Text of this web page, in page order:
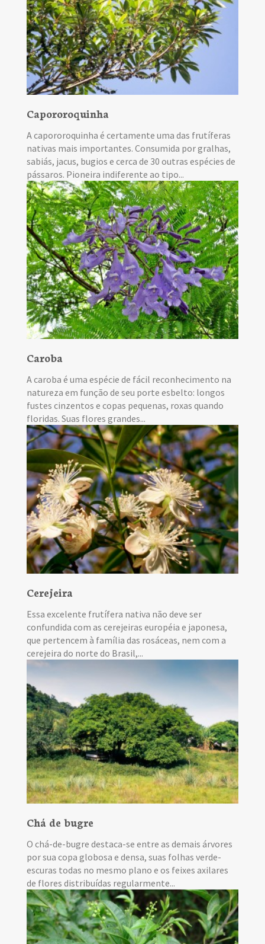
Capororoquinha
A capororoquinha é certamente uma das frutíferas
nativas mais importantes. Consumida por gralhas,
sabiás, jacus, bugios e cerca de 30 outras espécies de
pássaros. Pioneira indiferente ao tipo...
Caroba
A caroba é uma espécie de fácil reconhecimento na
natureza em função de seu porte esbelto: longos
fustes cinzentos e copas pequenas, roxas quando
floridas. Suas flores grandes...
Cerejeira
Essa excelente frutífera nativa não deve ser
confundida com as cerejeiras européia e japonesa,
que pertencem à família das rosáceas, nem com a
cerejeira do norte do Brasil,...
Chá de bugre
O chá-de-bugre destaca-se entre as demais árvores
por sua copa globosa e densa, suas folhas verde-
escuras todas no mesmo plano e os feixes axilares
de flores distribuídas regularmente...